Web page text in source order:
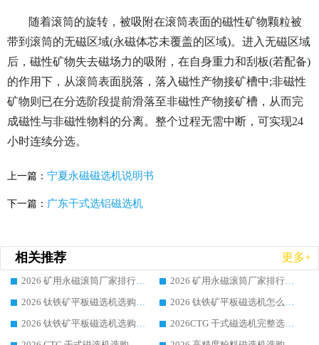
随着滚筒的旋转，被吸附在滚筒表面的磁性矿物颗粒被
带到滚筒的无磁区域(永磁体芯未覆盖的区域)。进入无磁区域
后，磁性矿物失去磁场力的吸附，在自身重力和刮板(若配备)
的作用下，从滚筒表面脱落，落入磁性产物接矿槽中;非磁性
矿物则已在分选阶段提前滑落至非磁性产物接矿槽，从而完
成磁性与非磁性物料的分离。整个过程无需中断，可实现24
小时连续分选。
上一篇： 宁夏永磁磁选机说明书
下一篇： 广东干式选铝磁选机
相关推荐 更多+
2026 矿用永磁滚筒厂家排行榜选购干货指南 行业口碑标杆华体会手机网页版-华体会(中国) 实力出众
2026 矿用永磁滚筒厂家排行榜选购指南，行业口碑领域强者华体会手机网页版-华体会(中国)
2026 钛铁矿平板磁选机选购全攻略 市场公认优质品牌厂家实力排行榜
2026 钛铁矿平板磁选机怎么选 靠谱生产企业实力排行榜选购参考攻略
2026 钛铁矿平板磁选机选购指南 行业口碑优选品牌生产企业实力排行榜
2026CTG 干式磁选机完整选购指南 行业口碑顶尖靠谱生产龙头厂家实力推荐